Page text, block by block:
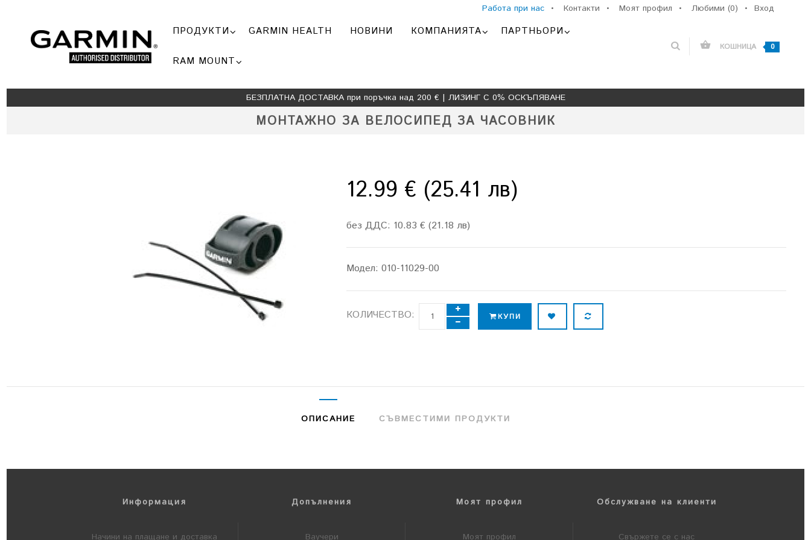
Вход
Работа при нас • Контакти • Моят профил • Любими (0) •
ПРОДУКТИ GARMIN HEALTH НОВИНИ КОМПАНИЯТА ПАРТНЬОРИ
RAM MOUNT
КОШНИЦА 0
БЕЗПЛАТНА ДОСТАВКА при поръчка над 200 € | ЛИЗИНГ С 0% ОСКЪПЯВАНЕ
МОНТАЖНО ЗА ВЕЛОСИПЕД ЗА ЧАСОВНИК
12.99 € (25.41 лв)
без ДДС: 10.83 € (21.18 лв)
Модел:010-11029-00
КОЛИЧЕСТВО: КУПИ
ОПИСАНИЕ СЪВМЕСТИМИ ПРОДУКТИ
Информация
Начини на плащане и доставка
Допълнения
Ваучери
Моят профил
Моят профил
Обслужване на клиенти
Свържете се с нас